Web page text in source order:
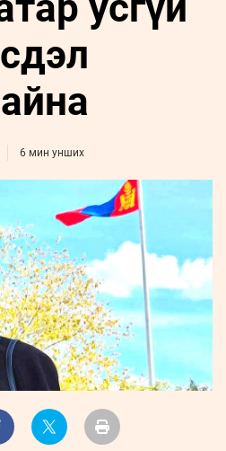
ҮНДЭСНИЙ
МЭДЭЭЛЛИЙН
ТӨВ
ВИДЕО
6 мин унших